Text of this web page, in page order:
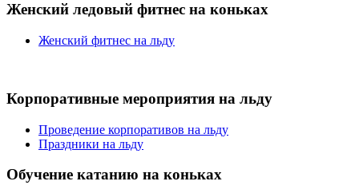
Женский ледовый фитнес на коньках
Женский фитнес на льду
Корпоративные мероприятия на льду
Проведение корпоративов на льду
Праздники на льду
Обучение катанию на коньках